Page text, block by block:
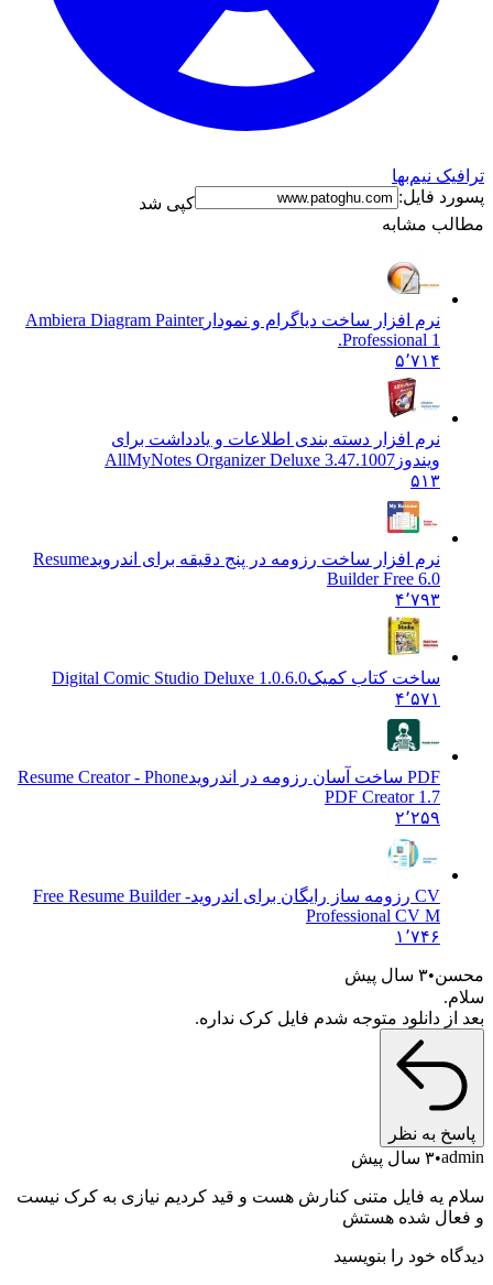
ترافیک نیم‌بها
پسورد فایل:
کپی شد
مطالب مشابه
نرم افزار ساخت دیاگرام و نمودارAmbiera Diagram Painter
Professional 1.
۵٬۷۱۴
نرم افزار دسته بندی اطلاعات و یادداشت برای
ویندوز AllMyNotes Organizer Deluxe 3.47.1007
۵۱۳
نرم افزار ساخت رزومه در پنج دقیقه برای اندرویدResume
Builder Free 6.0
۴٬۷۹۳
ساخت کتاب کمیکDigital Comic Studio Deluxe 1.0.6.0
۴٬۵۷۱
PDF ساخت آسان رزومه در اندروید
Resume Creator - Phone
PDF Creator 1.7
۲٬۲۵۹
CV رزومه ساز رایگان برای اندروید
Free Resume Builder -
Professional CV M
۱٬۷۴۶
محسن ۳ سال پیش
سلام.
بعد از دانلود متوجه شدم فایل کرک نداره.
پاسخ به نظر
admin ۳ سال پیش
سلام یه فایل متنی کنارش هست و قید کردیم نیازی به کرک نیست
و فعال شده هستش
دیدگاه خود را بنویسید